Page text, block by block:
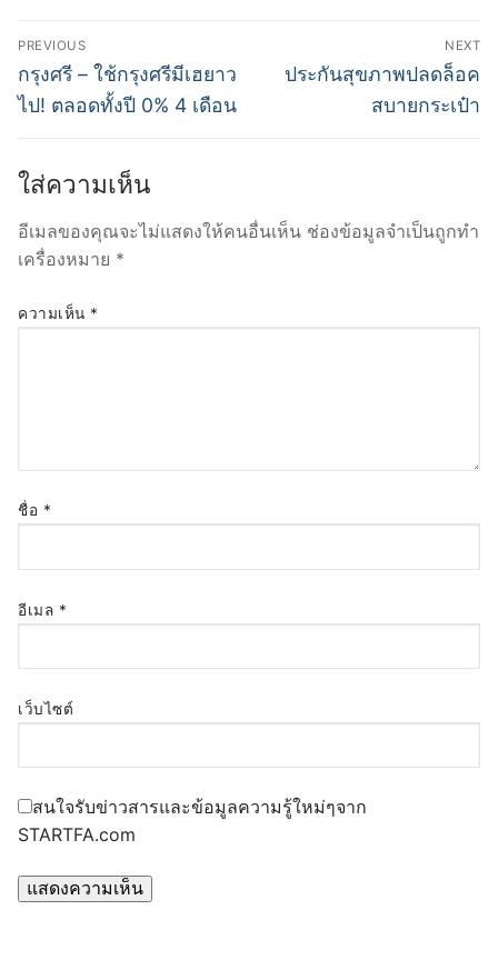
แนะแนว
เรื่อง
PREVIOUS
Previous
post:
กรุงศรี – ใช้กรุงศรีมีเฮยาว
ไป! ตลอดทั้งปี 0% 4 เดือน
NEXT
Next
ประกันสุขภาพปลดล็อค
สบายกระเป๋า
ใส่ความเห็น
อีเมลของคุณจะไม่แสดงให้คนอื่นเห็น ช่องข้อมูลจำเป็นถูกทำ
เครื่องหมาย *
ความเห็น *
ชื่อ *
อีเมล *
เว็บไซต์
สนใจรับข่าวสารและข้อมูลความรู้ใหม่ๆจาก
STARTFA.com